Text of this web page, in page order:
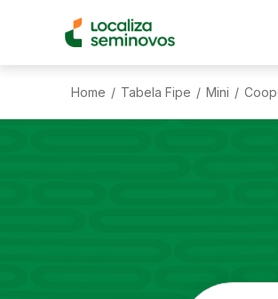
Home / Tabela Fipe / Mini /